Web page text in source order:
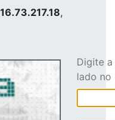
,
Digite
lado no